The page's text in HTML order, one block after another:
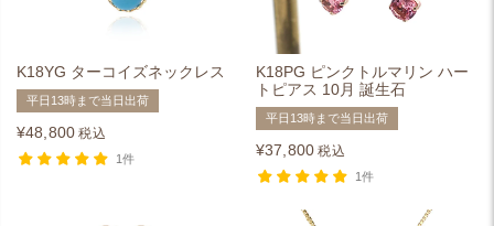
K18YG ターコイズネックレス
平日13時まで当日出荷
¥48,800 税込
1件
K18PG ピンクトルマリン ハー
トピアス 10月 誕生石
平日13時まで当日出荷
¥37,800 税込
1件